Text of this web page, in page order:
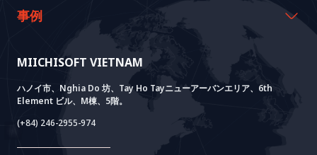
MIICHISOFT VIETNAM
ハノイ市、Nghia Do 坊、Tay Ho Tayニューアーバンエリア、6th
Element ビル、M棟、5階。
(+84) 246-2955-974
沿革
価値観
資料室
ニュース
FAQ
AI CO-CREATION
AI PoC開発
Core Lab
System Lab
Power Lab
Cloud Lab
AI+ SOLUTIONS
AI+ Products
Meet AI+
AI+ Package
VIETNAM BRIDGE
BOTモデル
法人設立支援
事例
実績
お客様の声